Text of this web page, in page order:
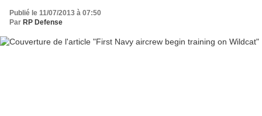
Publié le 11/07/2013 à 07:50
Par RP Defense